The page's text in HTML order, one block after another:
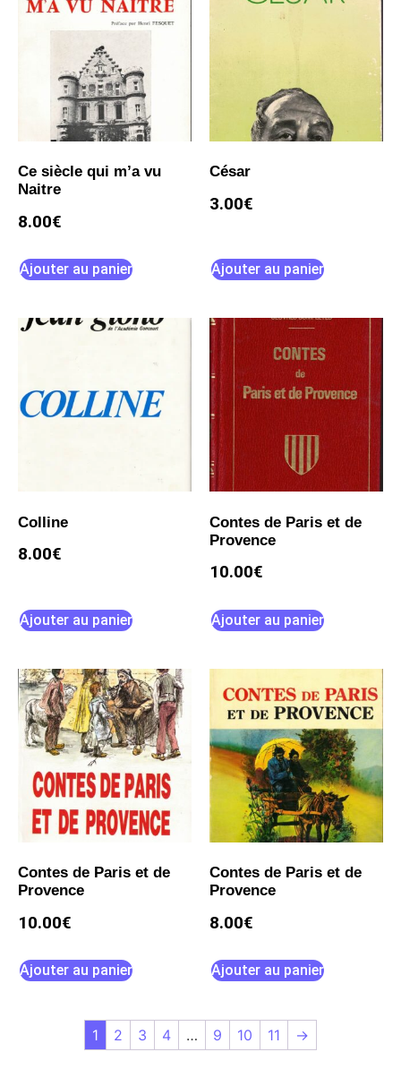
Ce siècle qui m’a vu
Naitre
8.00€
Ajouter au panier
César
3.00€
Ajouter au panier
Colline
8.00€
Ajouter au panier
Contes de Paris et de
Provence
10.00€
Ajouter au panier
Contes de Paris et de
Provence
10.00€
Ajouter au panier
Contes de Paris et de
Provence
8.00€
Ajouter au panier
1 2 3 4 … 9 10 11 →